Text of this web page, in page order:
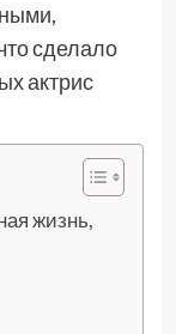
сделало
актрис
жизнь,